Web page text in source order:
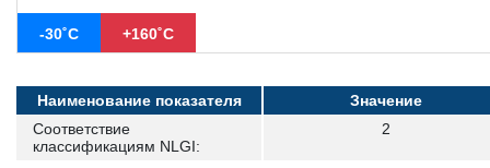
-30˚С +160˚С
Наименование показателя
Значение
Соответствие
классификациям NLGI:
2